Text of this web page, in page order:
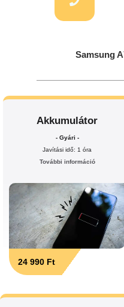
Samsung
Akkumulátor
- Gyári -
Javítási idő: 1 óra
További információ
24 990 Ft